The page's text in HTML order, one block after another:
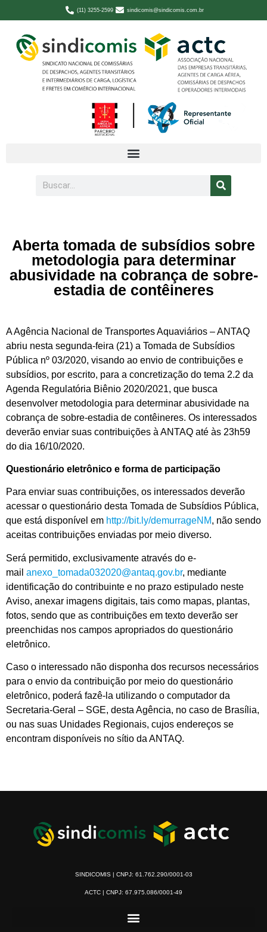
(11) 3255-2599 sindicomis@sindicomis.com.br
Aberta tomada de subsídios sobre
metodologia para determinar
abusividade na cobrança de sobre-
estadia de contêineres
A Agência Nacional de Transportes Aquaviários – ANTAQ
abriu nesta segunda-feira (21) a Tomada de Subsídios
Pública nº 03/2020, visando ao envio de contribuições e
subsídios, por escrito, para a concretização do tema 2.2 da
Agenda Regulatória Biênio 2020/2021, que busca
desenvolver metodologia para determinar abusividade na
cobrança de sobre-estadia de contêineres. Os interessados
deverão enviar suas contribuições à ANTAQ até às 23h59
do dia 16/10/2020.
Questionário eletrônico e forma de participação
Para enviar suas contribuições, os interessados deverão
acessar o questionário desta Tomada de Subsídios Pública,
que está disponível em http://bit.ly/demurrageNM, não sendo
aceitas contribuições enviadas por meio diverso.
Será permitido, exclusivamente através do e-
mail anexo_tomada032020@antaq.gov.br, mediante
identificação do contribuinte e no prazo estipulado neste
Aviso, anexar imagens digitais, tais como mapas, plantas,
fotos, sendo que as contribuições em texto deverão ser
preenchidas nos campos apropriados do questionário
eletrônico.
Caso o interessado não disponha dos recursos necessários
para o envio da contribuição por meio do questionário
eletrônico, poderá fazê-la utilizando o computador da
Secretaria-Geral – SGE, desta Agência, no caso de Brasília,
ou nas suas Unidades Regionais, cujos endereços se
encontram disponíveis no sítio da ANTAQ.
SINDICOMIS | CNPJ: 61.762.290/0001-03
ACTC | CNPJ: 67.975.086/0001-49